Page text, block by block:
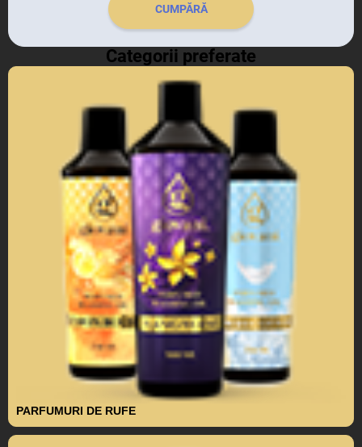
CUMPĂRĂ
Categorii preferate
PARFUMURI DE RUFE